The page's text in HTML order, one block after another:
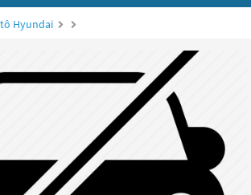
Hyundai